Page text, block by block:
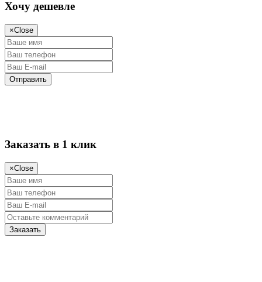
Хочу дешевле
×Close
Заказать в 1 клик
×Close